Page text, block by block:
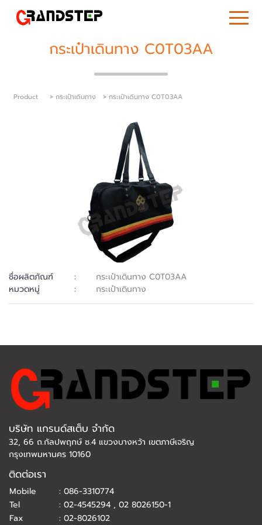
กระเป๋าเดินทาง C0T03AA
Product > กระเป๋าเดินทาง > กระเป๋าเดินทาง C0T03AA
ชื่อผลิตภัณฑ์ :
กระเป๋าเดินทาง C0T03AA
หมวดหมู่
: กระเป๋าเดินทาง
บริษัท แกรนด์สเต็บ จำกัด
32, 66 ถ.กัลปพฤกษ์ ซ.4 แขวงบางหว้า เขตภาษีเจริญ
กรุงเทพมหานคร 10160
ติดต่อเรา
Mobile : 086-3310774
Tel
: 02-4545294 , 02 8026150-1
Fax
: 02-8026102